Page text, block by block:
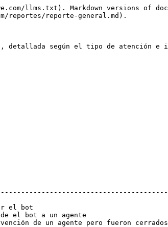
llms.txt). Markdown versions of
reportes/reporte-general.md).
detallada según el tipo de atención e
por el bot
desde el bot a un agente
de un agente pero fueron